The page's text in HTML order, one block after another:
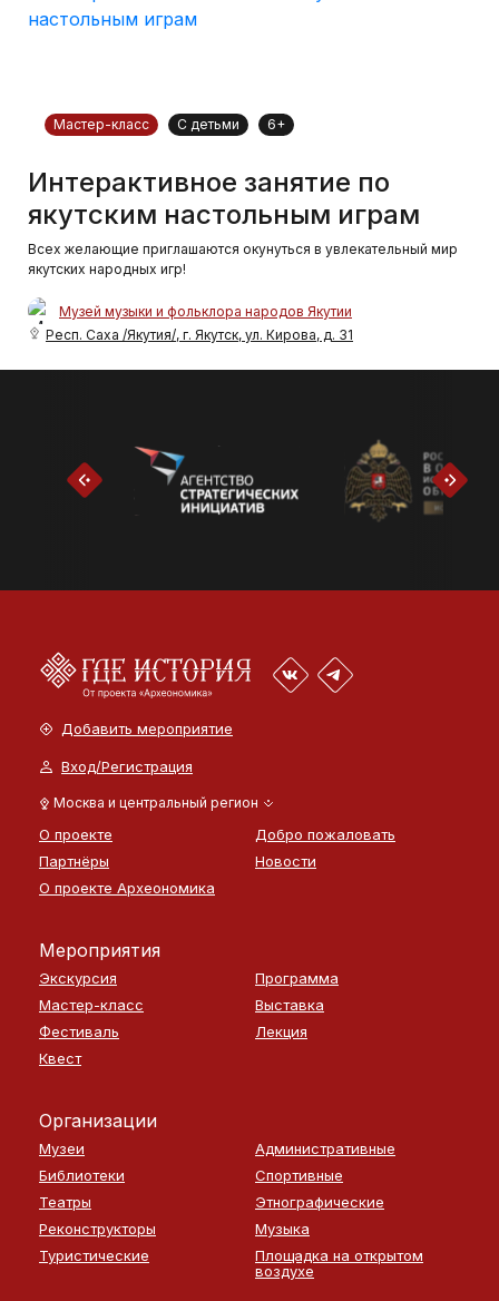
Мастер-класс С детьми 6+
Интерактивное занятие по
якутским настольным играм
Всех желающие приглашаются окунуться в увлекательный мир
якутских народных игр!
Музей музыки и фольклора народов Якутии
Респ. Саха /Якутия/, г. Якутск, ул. Кирова, д. 31
Добавить мероприятие
Вход/Регистрация
Москва и центральный регион
О проекте
Добро пожаловать
Партнёры
Новости
О проекте Археономика
Мероприятия
Экскурсия
Программа
Мастер-класс
Выставка
Фестиваль
Лекция
Квест
Организации
Музеи
Административные
Библиотеки
Спортивные
Театры
Этнографические
Реконструкторы
Музыка
Туристические
Площадка на открытом
воздухе